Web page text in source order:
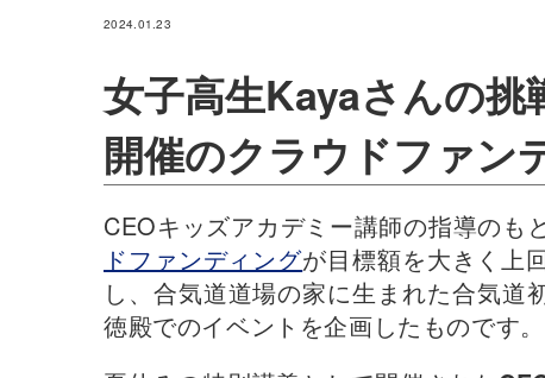
2024.01.23
女子高生Kayaさんの挑
開催のクラウドファン
CEOキッズアカデミー講師の指導のも
ドファンディングが目標額を大きく上
し、合気道道場の家に生まれた合気
徳殿でのイベントを企画したものです。